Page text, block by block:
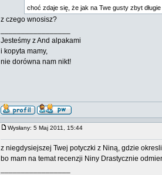
choć zdaje się, że jak na Twe gusty zbyt
z czego wnosisz?
Jesteśmy z And alpakami
i kopyta mamy,
nie dorówna nam nikt!
Wysłany: 5 Maj 2011, 15:44
z niegdysiejszej Twej potyczki z Niną, gdzie
bo mam na temat recenzji Niny Drastycznie